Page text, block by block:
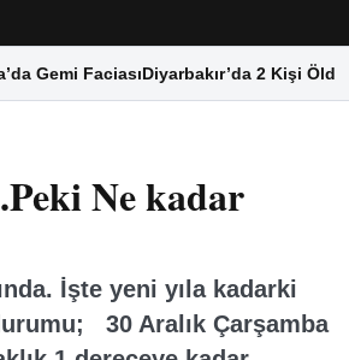
Gemi FaciasıDiyarbakır’da 2 Kişi Öldü
Ne kadar
İşte yeni yıla kadarki
30 Aralık Çarşamba